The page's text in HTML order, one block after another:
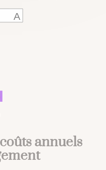
A
annuels